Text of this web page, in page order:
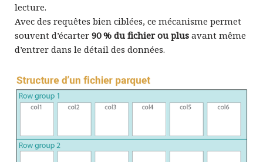
lecture.
Avec des requêtes bien ciblées, ce mécanisme permet
souvent d’écarter 90 % du fichier ou plus avant même
d’entrer dans le détail des données.